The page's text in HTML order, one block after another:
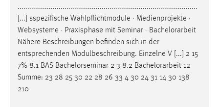
............................................................................................
[...] sspezifische Wahlpflichtmodule · Medienprojekte ·
Websysteme · Praxisphase mit Seminar · Bachelorarbeit
Nähere Beschreibungen befinden sich in der
entsprechenden Modulbeschreibung. Einzelne V [...] 2 15
7% 8.1 BAS Bachelorseminar 2 3 8.2 Bachelorarbeit 12
Summe: 23 28 25 30 22 28 26 33 4 30 24 31 14 30 138
210
Zweck:
Wird benötigt um die Chatfunktion nutzen zu können.
Cookie Laufzeit:
MibewSessionID, mibew-chat-frame-style-
5e9dbeb1811c0446 = Sitzungslaufzeit, mibew_locale = 3
Jahre, MIBEW_UserID = 1 Jahr